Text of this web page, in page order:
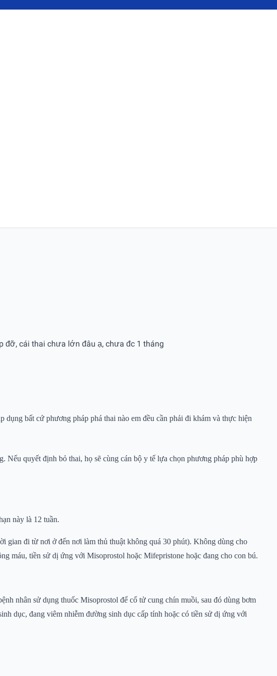
đỡ, cái thai chưa lớn đâu ạ, chưa đc 1 tháng
bất cứ phương pháp phá thai nào em đều cần phải đi khám và thực hiện
quyết định bỏ thai, họ sẽ cùng cán bộ y tế lựa chọn phương pháp phù hợp
này là 12 tuần.
gian đi từ nơi ở đến nơi làm thủ thuật không quá 30 phút). Không dùng cho
máu, tiền sử dị ứng với Misoprostol hoặc Mifepristone hoặc đang cho con bú.
nhân sử dụng thuốc Misoprostol để cổ tử cung chín muồi, sau đó dùng bơm
dục, đang viêm nhiễm đường sinh dục cấp tính hoặc có tiền sử dị ứng với